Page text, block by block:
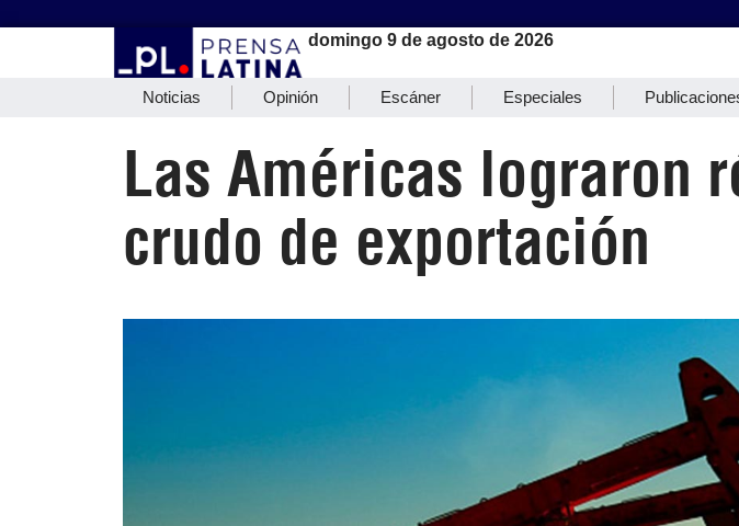
domingo 9 de agosto de 2026
Noticias Opinión Escáner Especiales
Las Américas lograron
crudo de exportación